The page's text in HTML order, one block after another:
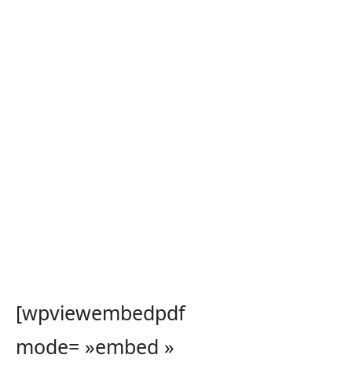
[wpviewembedpdf
mode= »embed »